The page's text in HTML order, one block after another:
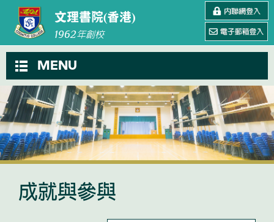
文理書院(香港)
1962年創校
MENU
成就與參與